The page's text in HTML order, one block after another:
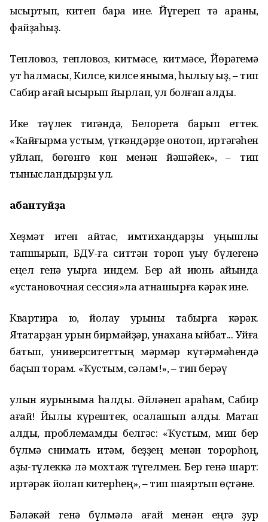
ҡысҡыртып, китеп бара ине. Йүгереп тә ҡараныҡ,
файҙаһыҙ.
Тепловоз, тепловоз, китмәсе, китмәсе, Йөрәгемә
ут һалмасы, Килсе, килсе яныма, һылыу ҡыҙ, – тип
Сабир ағай ҡысҡырып йырлап, ҡул болғап ҡалды.
Ике тәүлек тигәндә, Белоретҡа барып еттек.
«Ҡайғырма ҡустым, үткәндәрҙе онотоп, иртәгәһен
уйлап, бөгөнгө көн менән йәшәйек», – тип
тынысландырҙы ул.
Һабантуйҙа
Хеҙмәт итеп ҡайтҡас, имтихандарҙы уңышлы
тапшырып, БДУ-ға ситтән тороп уҡыу бүлегенә
еңел генә уҡырға индем. Бер ай июнь айында
«установочная сессия»ла ҡатнашырға кәрәк ине.
Квартира юҡ, йоҡлау урыны табырға кәрәк.
Ятаҡтарҙан урын бирмәйҙәр, ҡунаҡхана ҡыйбат... Уйға
батып, университеттың мәрмәр күтәрмәһендә
баҫып торам. «Ҡустым, сәләм!», – тип берәү
ҡулын яурыныма һалды. Әйләнеп ҡараһам, Cабир
ағай! Йылы күрештек, ҡосаҡлашып алдыҡ. Маҡтап
алды, проблемамды белгәс: «Ҡустым, мин бер
бүлмә снимать итәм, беҙҙең менән торорһоң,
аҙыҡ-түлеккә лә мохтаж түгелмен. Бер генә шарт:
иртәрәк йоҡлап китерһең», – тип шаяртып өҫтәне.
Бәләкәй генә бүлмәлә ағай менән еңгә ҙур